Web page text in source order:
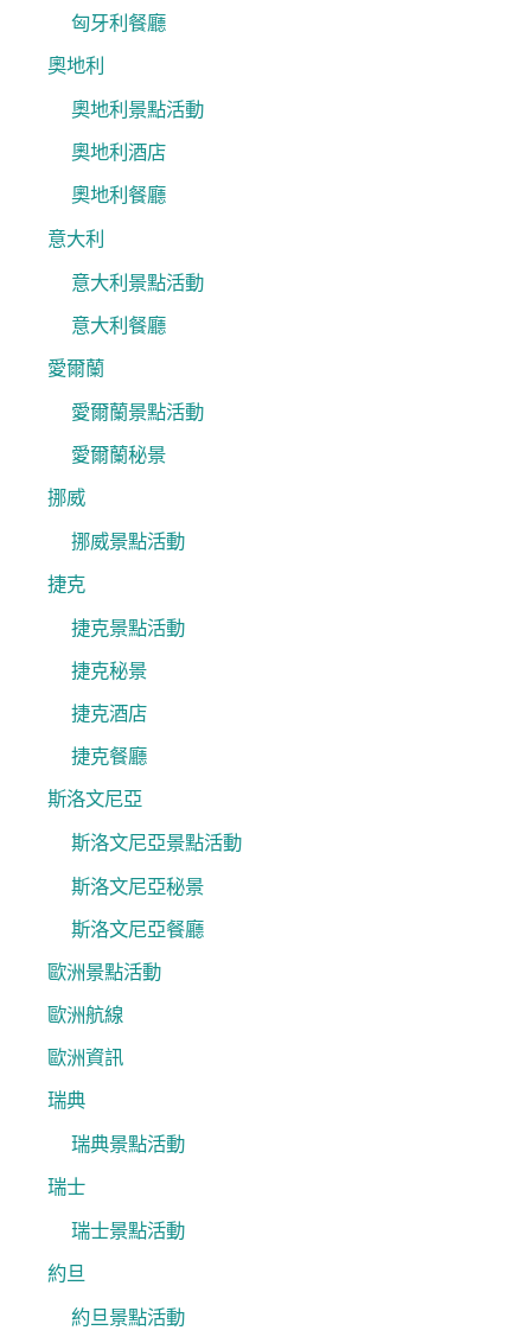
匈牙利餐廳
奧地利
奧地利景點活動
奧地利酒店
奧地利餐廳
意大利
意大利景點活動
意大利餐廳
愛爾蘭
愛爾蘭景點活動
愛爾蘭秘景
挪威
挪威景點活動
捷克
捷克景點活動
捷克秘景
捷克酒店
捷克餐廳
斯洛文尼亞
斯洛文尼亞景點活動
斯洛文尼亞秘景
斯洛文尼亞餐廳
歐洲景點活動
歐洲航線
歐洲資訊
瑞典
瑞典景點活動
瑞士
瑞士景點活動
約旦
約旦景點活動